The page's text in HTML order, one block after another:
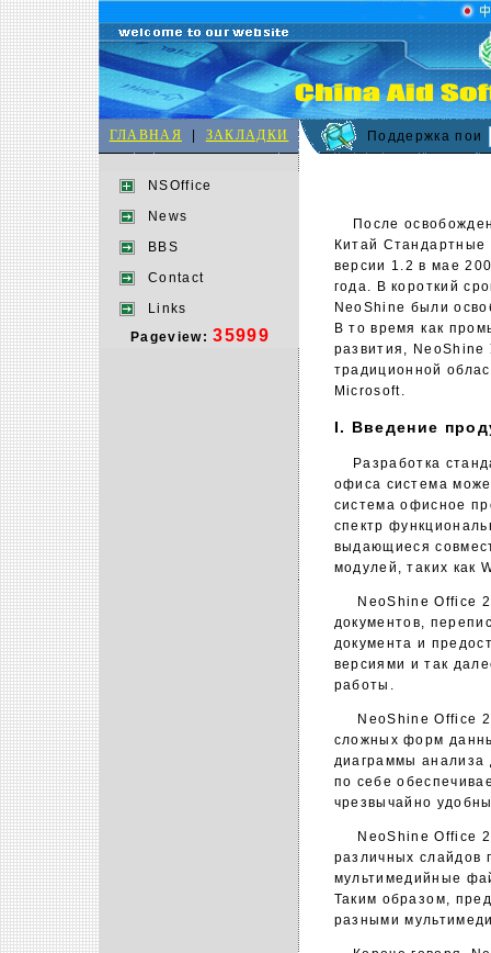
ГЛАВНАЯ ЗАКЛАДКИ Поддержка пои
NSOffice
News
BBS
Contact
Links
Pageview:35999
После
Китай
версии 1.2 в мае
года. В короткий
NeoShine были
В то время как
развития,
традиционной
Microsoft.
I. Введение
Разработка
офиса система
система офисное
спектр
выдающиеся
модулей, таких как
NeoShine Office
документов,
документа и
версиями и так
работы.
NeoShine Office
сложных форм
диаграммы анализа
по себе
чрезвычайно
NeoShine Office
различных слайдов
мультимедийные
Таким образом,
разными